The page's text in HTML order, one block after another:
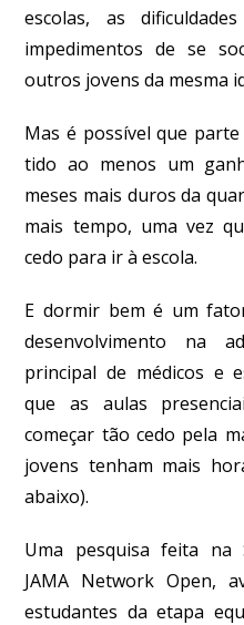
escolas, as
impedimentos de se
outros jovens da mesma
Mas é possível que
tido ao menos um
meses mais duros da
mais tempo, uma vez
cedo para ir à escola.
E dormir bem é um
desenvolvimento na
principal de médicos e
que as aulas
começar tão cedo pela
jovens tenham mais
abaixo).
Uma pesquisa feita na
JAMA Network Open,
estudantes da etapa